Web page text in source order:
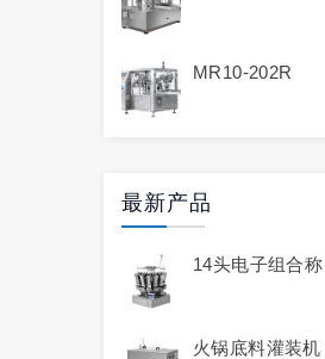
MR10-202R
最新产品
14头电子组合称
火锅底料灌装机